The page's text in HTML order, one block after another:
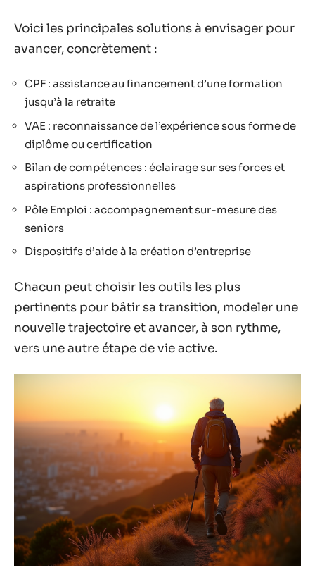
Voici les principales solutions à envisager pour
avancer, concrètement :
CPF : assistance au financement d’une formation
jusqu’à la retraite
VAE : reconnaissance de l’expérience sous forme de
diplôme ou certification
Bilan de compétences : éclairage sur ses forces et
aspirations professionnelles
Pôle Emploi : accompagnement sur-mesure des
seniors
Dispositifs d’aide à la création d’entreprise
Chacun peut choisir les outils les plus
pertinents pour bâtir sa transition, modeler une
nouvelle trajectoire et avancer, à son rythme,
vers une autre étape de vie active.